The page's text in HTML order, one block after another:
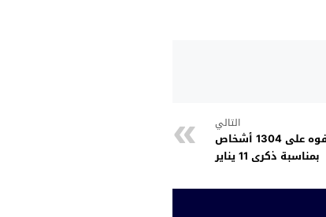
التالي
جلالة الملك يصدر عفوه على 1304 أشخاص
بمناسبة ذكرى 11 يناير